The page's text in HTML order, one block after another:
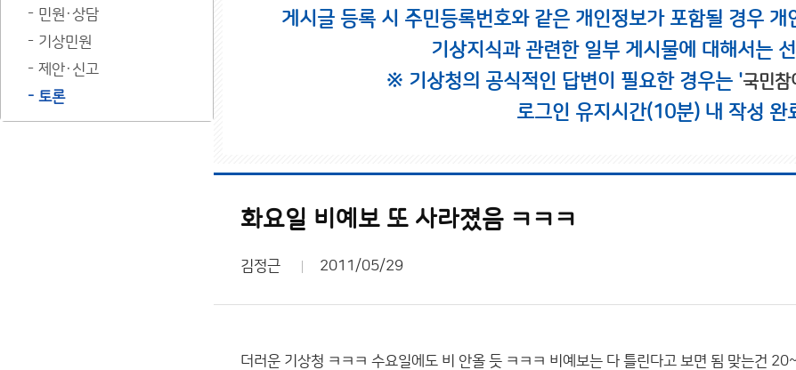
민원·상담
기상민원
제안·신고
토론
게시글 등록 시 주민등록번호와 같은 개인정보가 포함될 경우
기상지식과 관련한 일부 게시물에 대해서는
※ 기상청의 공식적인 답변이 필요한 경우는 '국민참
로그인 유지시간(10분) 내 작성 완
화요일 비예보 또 사라졌음 ㅋㅋㅋ
김정근 2011/05/29
더러운 기상청 ㅋㅋㅋ 수요일에도 비 안올 듯 ㅋㅋㅋ 비예보는 다 틀린다고 보면 됨 맞는건